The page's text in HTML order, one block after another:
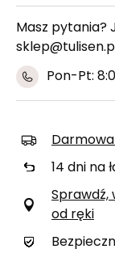
Masz pytania?
Pon-Pt:
14 dni na
Sprawdź,
od ręki